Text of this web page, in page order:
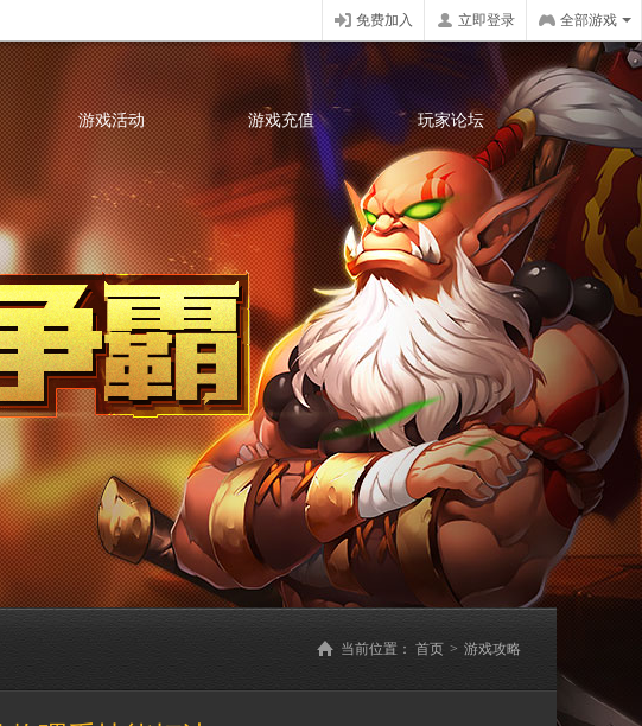
免费加入 立即登录 全部游戏
游戏活动 游戏充值 玩家论坛
当前位置： 首页 > 游戏攻略